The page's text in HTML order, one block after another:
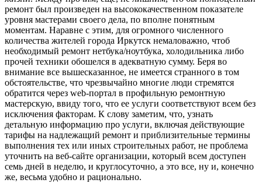
ремонт был произведен на высококачественном показателе
уровня мастерами своего дела, по вполне понятным
моментам. Наравне с этим, для огромного численного
количества жителей города Иркутск немаловажно, чтоб
необходимый ремонт нетбука/ноутбука, холодильника либо
прочей техники обошелся в адекватную сумму. Беря во
внимание все вышесказанное, не имеется странного в том
обстоятельстве, что чрезвычайно многие люди стремятся
обратится через web-портал в профильную ремонтную
мастерскую, ввиду того, что ее услуги соответствуют всем без
исключения факторам. К слову заметим, что, узнать
детальную информацию про услуги, включая действующие
тарифы на надлежащий ремонт и приблизительные термины
выполнения тех или иных строительных работ, не проблема
уточнить на веб-сайте организации, который всем доступен
семь дней в неделю, и круглосуточно, а это все, ну и, конечно
же, весьма удобно и рационально.